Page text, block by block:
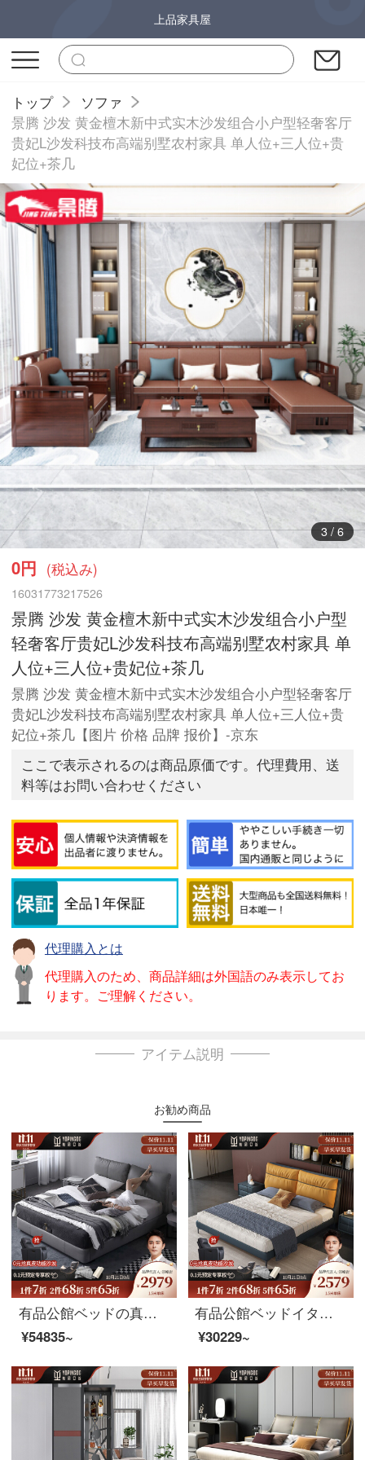
上品家具屋
トップ
ソファ
景腾 沙发 黄金檀木新中式实木沙发组合小户型轻奢客厅
贵妃L沙发科技布高端别墅农村家具 单人位+三人位+贵
妃位+茶几
3/ 6
0円 (税込み)
16031773217526
景腾 沙发 黄金檀木新中式实木沙发组合小户型
轻奢客厅贵妃L沙发科技布高端别墅农村家具 单
人位+三人位+贵妃位+茶几
景腾 沙发 黄金檀木新中式实木沙发组合小户型轻奢客厅
贵妃L沙发科技布高端别墅农村家具 单人位+三人位+贵
妃位+茶几【图片 价格 品牌 报价】-京东
ここで表示されるのは商品原価です。代理費用、送
料等はお問い合わせください
代理購入とは
代理購入のため、商品詳細は外国語のみ表示してお
ります。ご理解ください。
アイテム説明
お勧め商品
有品公館ベッドの真皮のベッド北欧の主な寝床の近代的な簡単な保管物の柔らかい包みが軽くて贅沢な大気の1.8メートルの寝室のツインベッド（頭の階の牛革）の1.8メートルのシングルベッド+マットレス+マットレスの高箱の金
¥54835~
有品公館ベッドイタリア式極短真皮ベッド現代簡単ダブルベッド1.5メートルの主な寝台は1.8メートルの軽奢な結婚ベッド北欧皮芸床（頭の層の牛革）1.5メートルのシングルベッドです。
¥30229~